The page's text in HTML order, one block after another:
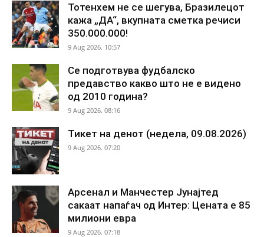
Тотенхем не се шегува, Бразилецот
кажа „ДА“, вкупната сметка речиси
350.000.000!
9 Aug 2026. 10:57
Се подготвува фудбалско
предавство какво што не е видено
од 2010 година?
9 Aug 2026. 08:16
Тикет на денот (недела, 09.08.2026)
9 Aug 2026. 07:20
Арсенал и Манчестер Јунајтед
сакаат напаѓач од Интер: Цената е 85
милиони евра
9 Aug 2026. 07:18